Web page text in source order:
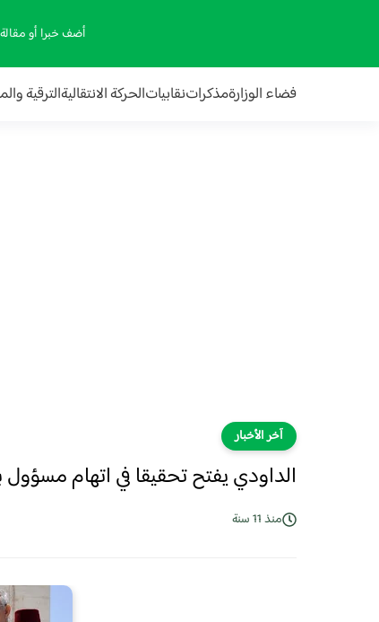
أضف خبرا أو مقالة
فضاء الوزارةمذكراتنقابياتالحركة الانتقاليةالترقية
آخر الأخبار
الداودي يفتح تحقيقا في اتهام مسؤول
منذ 11 سنة